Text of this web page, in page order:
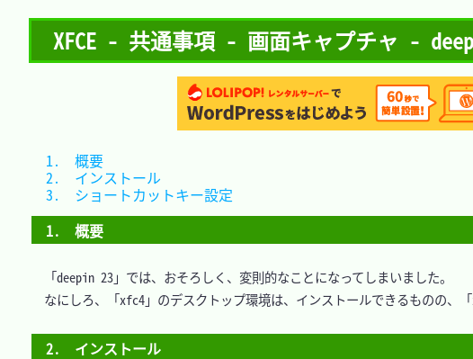
XFCE - 共通事項 - 画面キャプチャ -
1.　概要
「deepin 23」では、おそろしく、変則的なことになってしまいました。
なにしろ、「xfc4」のデスクトップ環境は、インストールできるものの、
2.　インストール